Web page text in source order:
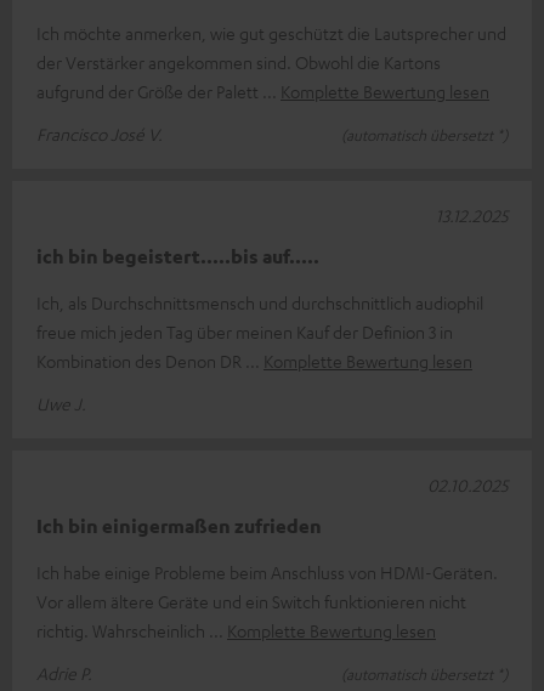
Ich möchte anmerken, wie gut geschützt die Lautsprecher und
der Verstärker angekommen sind. Obwohl die Kartons
aufgrund der Größe der Palett
Komplette Bewertung lesen
Francisco José V.
(automatisch übersetzt *)
ich bin begeistert.....bis auf.....
Ich, als Durchschnittsmensch und durchschnittlich audiophil
freue mich jeden Tag über meinen Kauf der Definion 3 in
Kombination des Denon DR
Komplette Bewertung lesen
Uwe J.
13.12.2025
Ich bin einigermaßen zufrieden
Ich habe einige Probleme beim Anschluss von HDMI-Geräten.
Vor allem ältere Geräte und ein Switch funktionieren nicht
richtig. Wahrscheinlich
Komplette Bewertung lesen
Adrie P.
(automatisch übersetzt *)
02.10.2025